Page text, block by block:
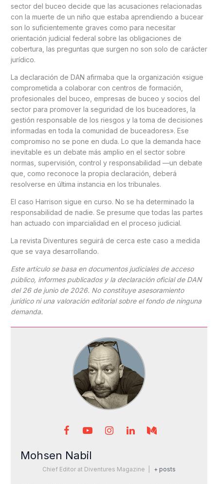
sector del buceo decide que las acusaciones relacionadas
con la muerte de un niño que estaba aprendiendo a bucear
son lo suficientemente graves como para necesitar
orientación judicial federal sobre las obligaciones de
cobertura, las preguntas que surgen no son solo de carácter
jurídico.
La declaración de DAN afirmaba que la organización «sigue
comprometida a colaborar con centros de formación,
profesionales del buceo, empresas de buceo y socios del
sector para promover la seguridad de los buceadores, la
gestión responsable de los riesgos y la toma de decisiones
informadas en toda la comunidad de buceadores». Ese
compromiso no se pone en duda. Lo que la demanda hace
inevitable es un debate más amplio en el sector sobre
normas, supervisión, control y responsabilidad —un debate
que, como reconoce la propia declaración, deberá
resolverse en última instancia en los tribunales.
El caso Harrison sigue en curso. No se ha determinado la
responsabilidad de nadie. Se presume que todas las partes
han actuado con imparcialidad en el proceso judicial.
La revista Diventures seguirá de cerca este caso a medida
que se vaya desarrollando.
Este artículo se basa en documentos judiciales de acceso
público, informes publicados y la declaración oficial de DAN
del 26 de junio de 2026. No constituye asesoramiento
jurídico ni una valoración editorial sobre el fondo de ninguna
demanda.
Mohsen Nabil
Chief Editor at Diventures Magazine + posts